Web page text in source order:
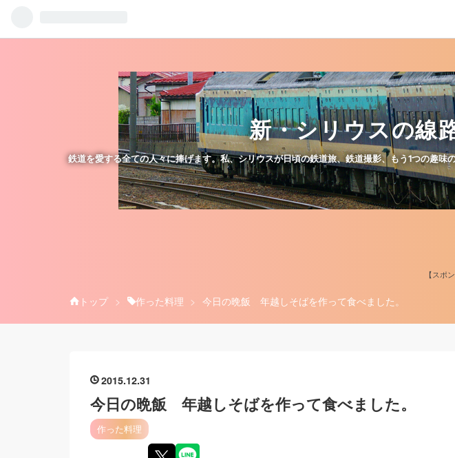
新・シリウスの線
鉄道を愛する全ての人々に捧げます。私、シリウスが日頃の鉄道旅、鉄道撮影、もう1つの趣
【スポ
トップ > 作った料理 > 今日の晩飯 年越しそばを作って食べました。
2015 12 31
今日の晩飯 年越しそばを作って食べました。
作った料理